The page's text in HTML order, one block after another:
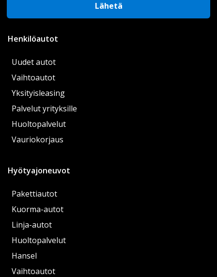
Lähetä
Henkilöautot
Uudet autot
Vaihtoautot
Yksityisleasing
Palvelut yrityksille
Huoltopalvelut
Vauriokorjaus
Hyötyajoneuvot
Pakettiautot
Kuorma-autot
Linja-autot
Huoltopalvelut
Hansel
Vaihtoautot